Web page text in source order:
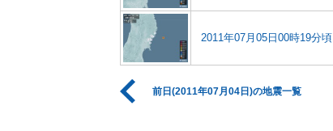
2011年07月05日00時19分頃
前日(2011年07月04日)の地震一覧